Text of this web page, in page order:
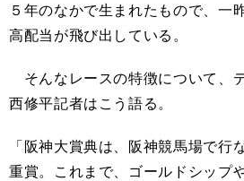
５年のなかで生まれたもので、一
高配当が飛び出している。
そんなレースの特徴について、
西修平記者はこう語る。
「阪神大賞典は、阪神競馬場で行
重賞。これまで、ゴールドシップ